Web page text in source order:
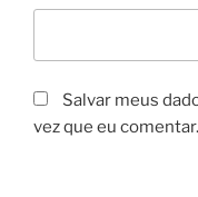
Salvar meus
vez que eu comentar.